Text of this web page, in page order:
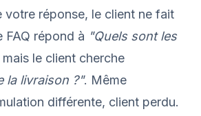
votre réponse, le client ne fait
FAQ répond à "Quels sont les
mais le client cherche
la livraison ?". Même
différente, client perdu.